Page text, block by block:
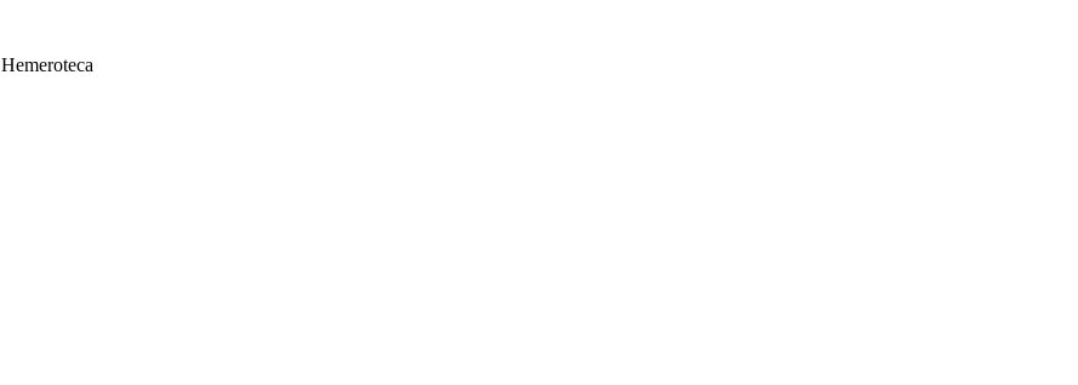
Hemeroteca